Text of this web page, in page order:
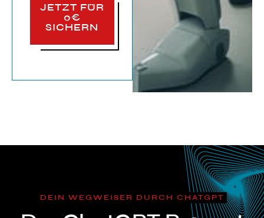
JETZT FÜR
0€
SICHERN
DEIN WEGWEISER DURCH CHATGPT